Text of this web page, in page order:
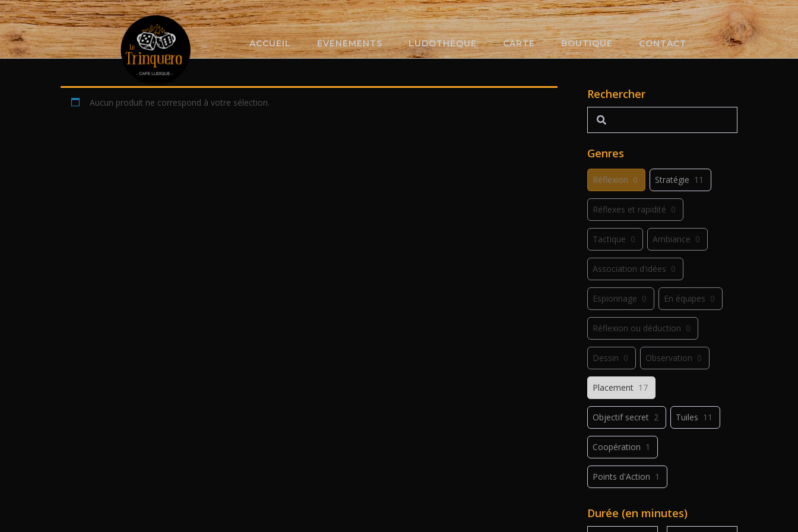
Skip
to
content
ACCUEIL ÉVÉNEMENTS LUDOTHÈQUE CARTE BOUTIQUE CONTACT
Aucun produit ne correspond à votre sélection.
Rechercher
Rechercher
Genres
Réflexion 0 Stratégie 11
Réflexes et rapidité 0
Tactique 0 Ambiance 0
Association d'idées 0
Espionnage 0 En équipes 0
Réflexion ou déduction 0
Dessin 0 Observation 0
Placement 17
Objectif secret 2 Tuiles 11
Coopération 1
Points d'Action 1
Déplacement 1
Durée (en minutes)